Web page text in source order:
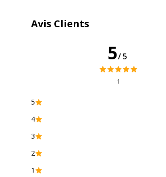
Avis Clients
5/5
1
5
4
3
2
1